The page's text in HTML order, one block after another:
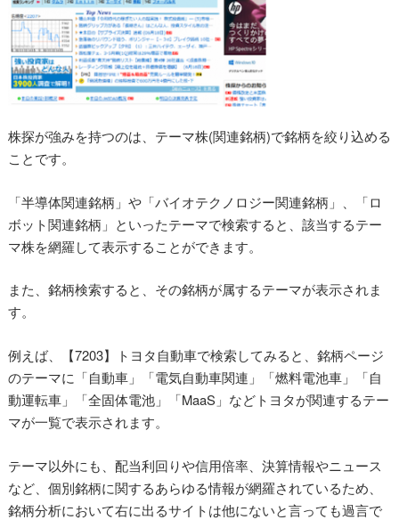
株探が強みを持つのは、テーマ株(関連銘柄)で銘柄を絞り込める
ことです。
「半導体関連銘柄」や「バイオテクノロジー関連銘柄」、「ロ
ボット関連銘柄」といったテーマで検索すると、該当するテー
マ株を網羅して表示することができます。
また、銘柄検索すると、その銘柄が属するテーマが表示されま
す。
例えば、【7203】トヨタ自動車で検索してみると、銘柄ページ
のテーマに「自動車」「電気自動車関連」「燃料電池車」「自
動運転車」「全固体電池」「MaaS」などトヨタが関連するテー
マが一覧で表示されます。
テーマ以外にも、配当利回りや信用倍率、決算情報やニュース
など、個別銘柄に関するあらゆる情報が網羅されているため、
銘柄分析において右に出るサイトは他にないと言っても過言で